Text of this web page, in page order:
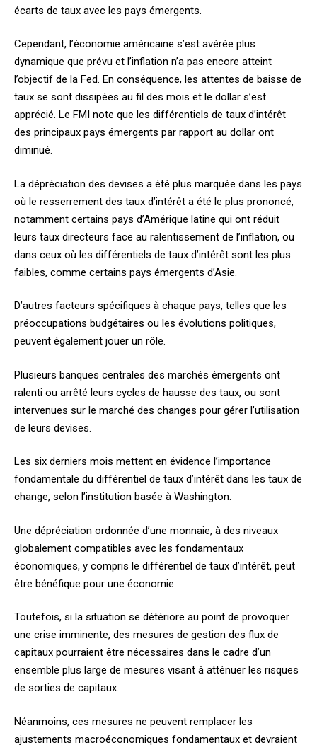
écarts de taux avec les pays émergents.
Cependant, l’économie américaine s’est avérée plus
dynamique que prévu et l’inflation n’a pas encore atteint
l’objectif de la Fed. En conséquence, les attentes de baisse de
taux se sont dissipées au fil des mois et le dollar s’est
apprécié. Le FMI note que les différentiels de taux d’intérêt
des principaux pays émergents par rapport au dollar ont
diminué.
La dépréciation des devises a été plus marquée dans les pays
où le resserrement des taux d’intérêt a été le plus prononcé,
notamment certains pays d’Amérique latine qui ont réduit
leurs taux directeurs face au ralentissement de l’inflation, ou
dans ceux où les différentiels de taux d’intérêt sont les plus
faibles, comme certains pays émergents d’Asie.
D’autres facteurs spécifiques à chaque pays, telles que les
préoccupations budgétaires ou les évolutions politiques,
peuvent également jouer un rôle.
Plusieurs banques centrales des marchés émergents ont
ralenti ou arrêté leurs cycles de hausse des taux, ou sont
intervenues sur le marché des changes pour gérer l’utilisation
de leurs devises.
Les six derniers mois mettent en évidence l’importance
fondamentale du différentiel de taux d’intérêt dans les taux de
change, selon l’institution basée à Washington.
Une dépréciation ordonnée d’une monnaie, à des niveaux
globalement compatibles avec les fondamentaux
économiques, y compris le différentiel de taux d’intérêt, peut
être bénéfique pour une économie.
Toutefois, si la situation se détériore au point de provoquer
une crise imminente, des mesures de gestion des flux de
capitaux pourraient être nécessaires dans le cadre d’un
ensemble plus large de mesures visant à atténuer les risques
de sorties de capitaux.
Néanmoins, ces mesures ne peuvent remplacer les
ajustements macroéconomiques fondamentaux et devraient